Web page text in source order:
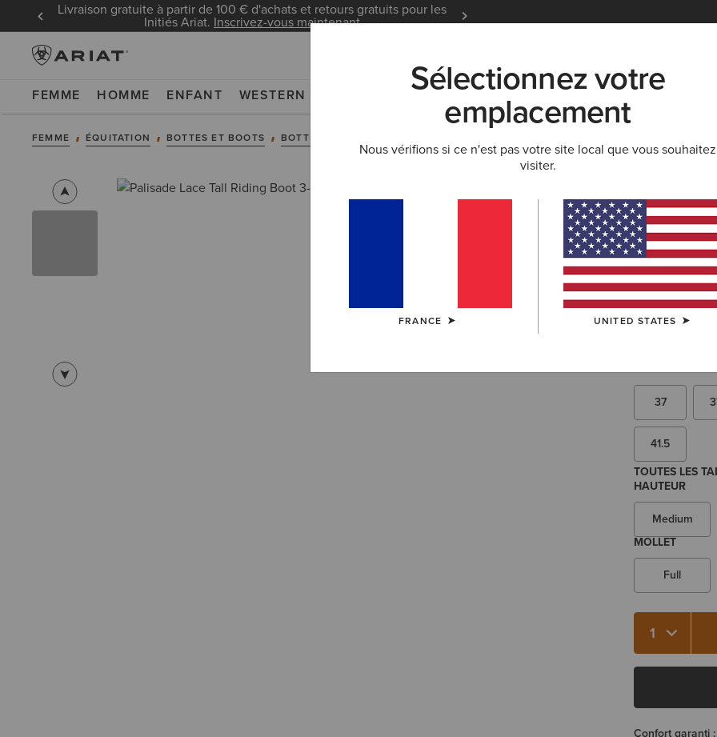
Livraison gratuite à partir de 100 € d'achats et retours gratuits pour les
Initiés Ariat. Inscrivez-vous maintenant
FEMME HOMME ENFANT WESTERN NOUVEAUTÉS & SÉLECTIONS ARIAT LIFE
FEMME ÉQUITATION BOTTES ET BOOTS BOTTES HAUTES
360,00 €
(13)
COULEUR:
Vous hésitez
37
41.5
TOUTES LES
HAUTEUR
Medium
MOLLET
Full
Qté 1
Confort garanti
Sélectionnez votre
emplacement
Nous vérifions si ce n'est pas votre site local que vous souhaitez
visiter.
FRANCE UNITED STATES